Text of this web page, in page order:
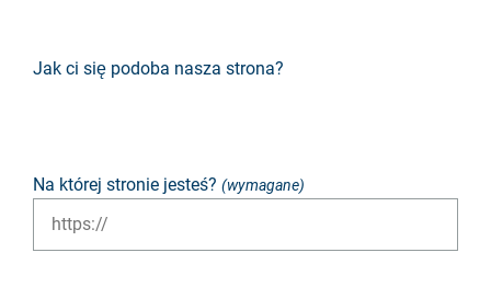
Jak ci się podoba nasza strona?
Na której stronie jesteś? (wymagane)